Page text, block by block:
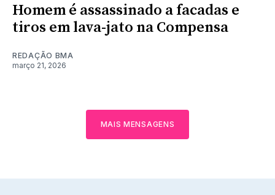
Homem é assassinado a facadas e
tiros em lava-jato na Compensa
REDAÇÃO BMA
março 21, 2026
MAIS MENSAGENS